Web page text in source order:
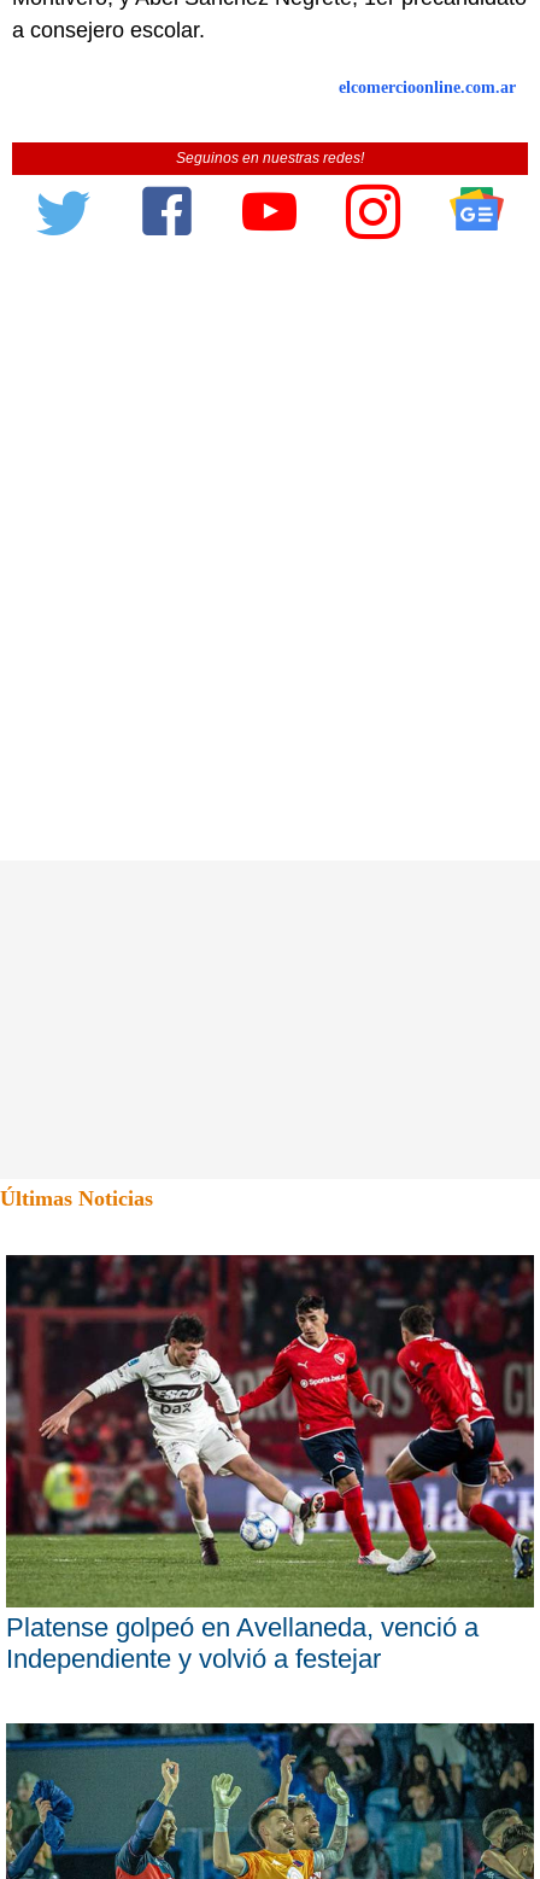
a consejero escolar.
elcomercioonline.com.ar
Seguinos en nuestras redes!
Últimas Noticias
Platense golpeó en Avellaneda, venció a
Independiente y volvió a festejar